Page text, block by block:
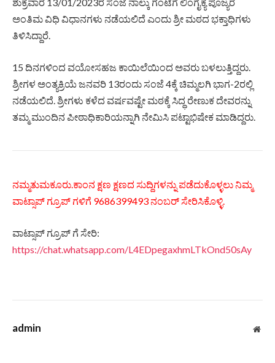
ಅಂತಿಮ ವಿಧಿ ವಿಧಾನಗಳು ನಡೆಯಲಿದೆ ಎಂದು ಶ್ರೀ ಮಠದ ಭಕ್ತಾಧಿಗಳು
ತಿಳಿಸಿದ್ದಾರೆ.
15 ದಿನಗಳಿಂದ ವಯೋಸಹಜ ಕಾಯಿಲೆಯಿಂದ ಅವರು ಬಳಲುತ್ತಿದ್ದರು.
ಶ್ರೀಗಳ ಅಂತ್ಯಕ್ರಿಯೆ ಜನವರಿ 13ರಂದು ಸಂಜೆ 4ಕ್ಕೆ ಚಿಮ್ಮಲಗಿ ಭಾಗ-2ರಲ್ಲಿ
ನಡೆಯಲಿದೆ. ಶ್ರೀಗಳು ಕಳೆದ ವರ್ಷವಷ್ಟೇ ಮಠಕ್ಕೆ ಸಿದ್ಧ ರೇಣುಕ ದೇವರನ್ನು
ತಮ್ಮ ಮುಂದಿನ ಪೀಠಾಧಿಕಾರಿಯನ್ನಾಗಿ ನೇಮಿಸಿ ಪಟ್ಟಾಭಿಷೇಕ ಮಾಡಿದ್ದರು.
ನಮ್ಮತುಮಕೂರು.ಕಾಂನ ಕ್ಷಣ ಕ್ಷಣದ ಸುದ್ದಿಗಳನ್ನು ಪಡೆದುಕೊಳ್ಳಲು ನಿಮ್ಮ
ವಾಟ್ಸಾಪ್ ಗ್ರೂಪ್ ಗಳಿಗೆ 9686399493 ನಂಬರ್ ಸೇರಿಸಿಕೊಳ್ಳಿ.
ವಾಟ್ಸಾಪ್ ಗ್ರೂಪ್ ಗೆ ಸೇರಿ:
https://chat.whatsapp.com/L4EDpegaxhmLTkOnd50sAy
admin